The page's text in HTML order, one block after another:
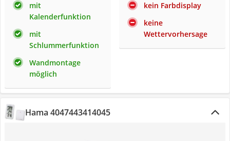
mit
Kalenderfunktion
mit
Schlummerfunktion
Wandmontage
möglich
kein Farbdisplay
keine
Wettervorhersage
Hama 4047443414045